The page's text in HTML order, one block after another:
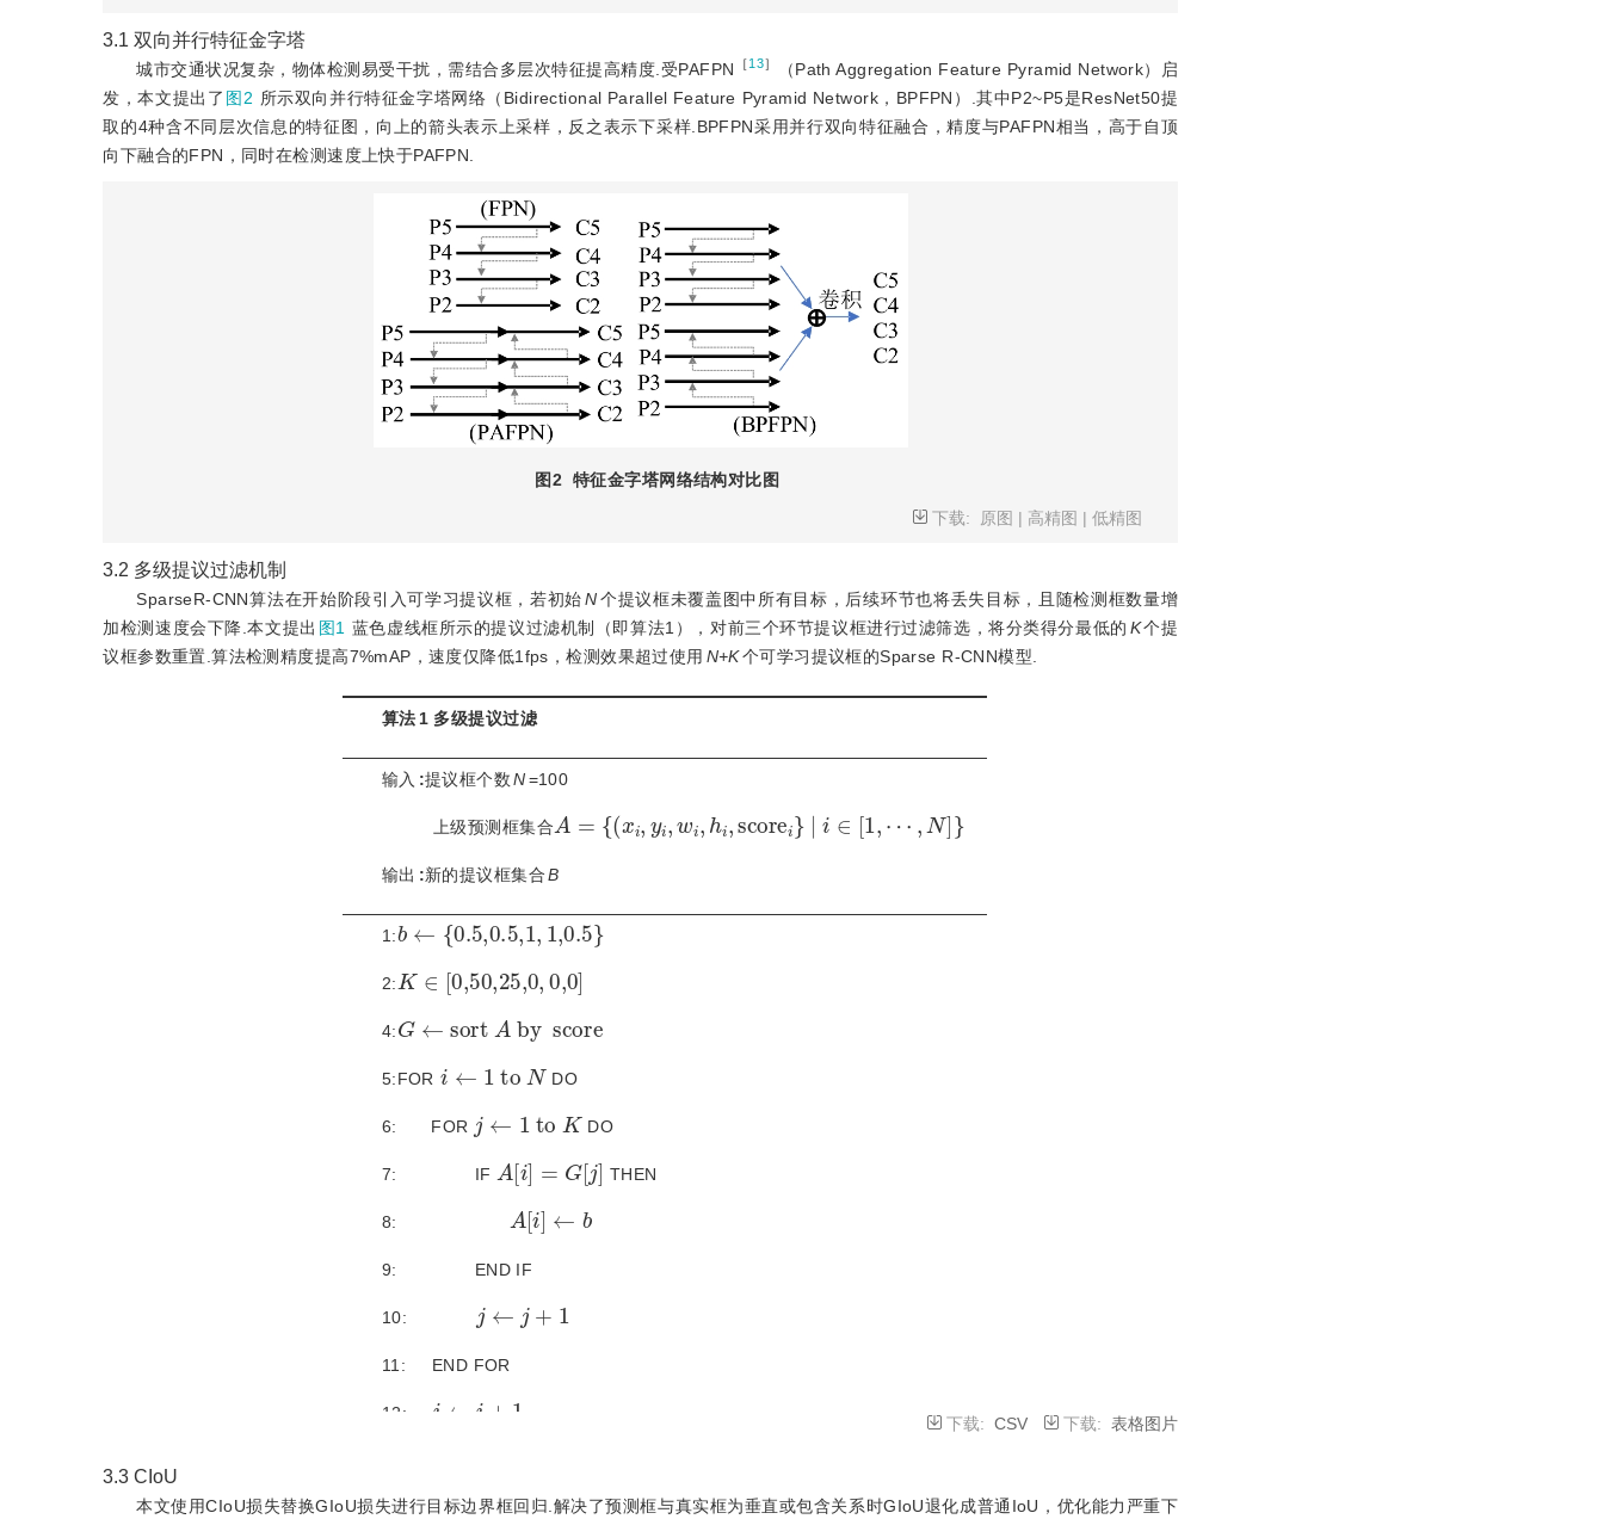
3.1 双向并行特征金字塔
城市交通状况复杂，物体检测易受干扰，需结合多层次特征提高精度.受PAFPN ［13］
（Path Aggregation Feature Pyramid Network）启
发，本文提出了 图2 所示双向并行特征金字塔网络（Bidirectional Parallel Feature Pyramid Network，BPFPN）.其中P2~P5是ResNet50提
取的4种含不同层次信息的特征图，向上的箭头表示上采样，反之表示下采样.BPFPN采用并行双向特征融合，精度与PAFPN相当，高于自顶
向下融合的FPN，同时在检测速度上快于PAFPN.
图2 特征金字塔网络结构对比图
下载:
原图 | 高精图 |低精图
3.2 多级提议过滤机制
SparseR-CNN算法在开始阶段引入可学习提议框，若初始N个提议框未覆盖图中所有目标，后续环节也将丢失目标，且随检测框数量增
加检测速度会下降.本文提出 图1 蓝色虚线框所示的提议过滤机制（即算法1），对前三个环节提议框进行过滤筛选，将分类得分最低的 K个提
议框参数重置.算法检测精度提高7%mAP，速度仅降低1fps，检测效果超过使用 N+K个可学习提议框的Sparse R-CNN模型.
算法 1 多级提议过滤
输入 :提议框个数N=100
上级预测框集合
A i,y c ∈ 1 ,⋯ N
输出 :新的提议框集合B
1:
b←{0.5,0.5,1,1,0.5}
2:
K∈ 0,50,25,0 0,0]
4:
G by
5:FOR
i← t o N
DO
6: FOR
← t o
DO
7: IF
Ai=
THEN
8:
Ai←
9: END IF
10:
← 1
11: END FOR
12:
i← +1
14:
B← A
下载: CSV 下载: 表格图片
3.3 CIoU
本文使用CIoU损失替换GIoU损失进行目标边界框回归.解决了预测框与真实框为垂直或包含关系时GIoU退化成普通IoU，优化能力严重下